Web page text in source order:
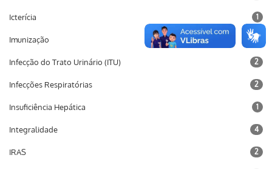
Icterícia 1
Imunização 10
Infecção do Trato Urinário (ITU) 2
Infecções Respiratórias 2
Insuficiência Hepática 1
Integralidade 4
IRAS 2